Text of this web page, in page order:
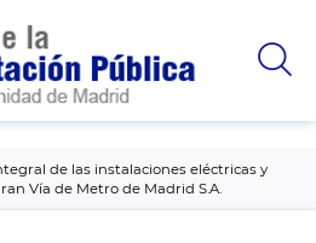
de las instalaciones eléctricas y
Vía de Metro de Madrid S.A.